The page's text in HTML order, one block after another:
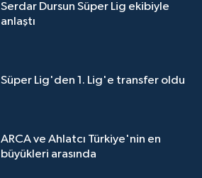
Serdar Dursun Süper Lig ekibiyle
anlaştı
Süper Lig'den 1. Lig'e transfer oldu
ARCA ve Ahlatcı Türkiye'nin en
büyükleri arasında